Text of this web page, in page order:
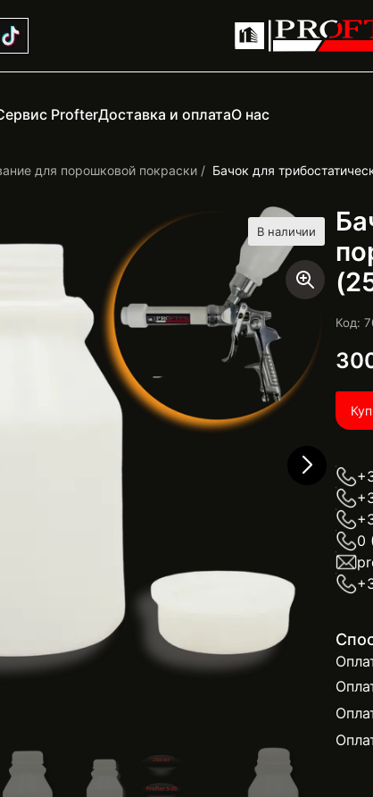
ProfterДоставка и оплатаО нас
для порошковой покраски Бачок для
В наличии
Код:
0